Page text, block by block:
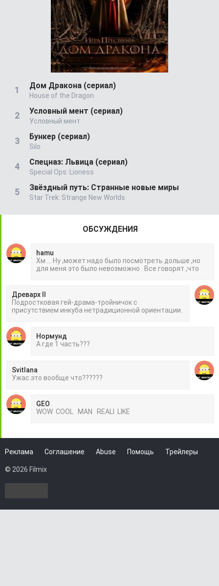
Дом Дракона (сериал)
House of the Dragon
Условный мент (сериал)
Условный мент
Бункер (сериал)
Silo
Спецназ: Львица (сериал)
Special Ops: Lioness
Звёздный путь: Странные новые миры
Star Trek: Strange New Worlds
ОБСУЖДЕНИЯ
hamu
Хм ... Ну ,может надо было посмотреть дольше ,но
для меня это было невозможно . Все говорят ,что
Древарх II
Подростковая гей-драма-тройничок с
присутствием инкуба нетрадиционной ориентации.
Нормунд
А где 1 часть???
Svitlana
Ужас.это вообще что??????
GEO
WOW COOL MAN REALI LIKE
Реклама Соглашение Abuse Помощь Трейлеры
© 2026 Filmix